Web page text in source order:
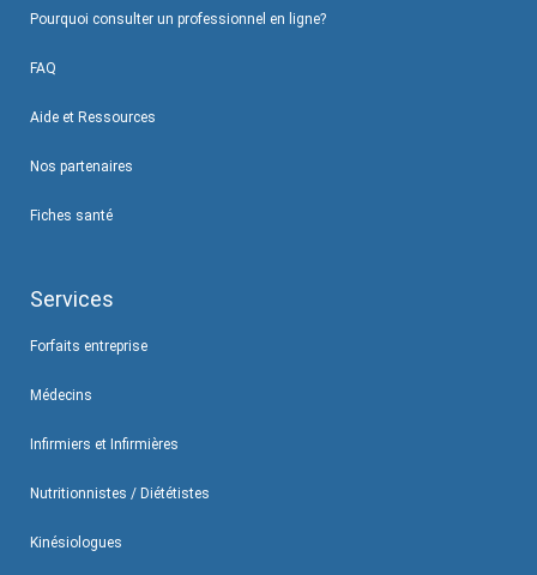
Pourquoi consulter un professionnel en ligne?
FAQ
Aide et Ressources
Nos partenaires
Fiches santé
Services
Forfaits entreprise
Médecins
Infirmiers et Infirmières
Nutritionnistes / Diététistes
Kinésiologues